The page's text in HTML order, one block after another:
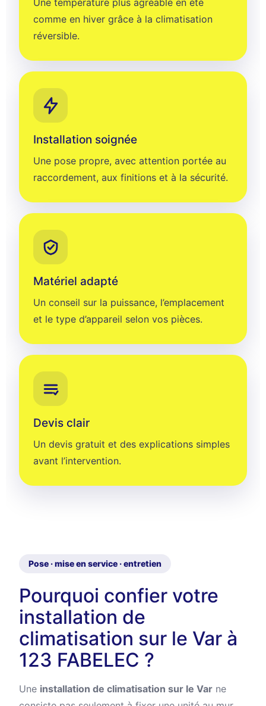
Une température plus agréable en été
comme en hiver grâce à la climatisation
réversible.
Installation soignée
Une pose propre, avec attention portée au
raccordement, aux finitions et à la sécurité.
Matériel adapté
Un conseil sur la puissance, l’emplacement
et le type d’appareil selon vos pièces.
Devis clair
Un devis gratuit et des explications simples
avant l’intervention.
Pose · mise en service · entretien
Pourquoi confier votre
installation de
climatisation sur le Var à
123 FABELEC ?
Une installation de climatisation sur le Var ne